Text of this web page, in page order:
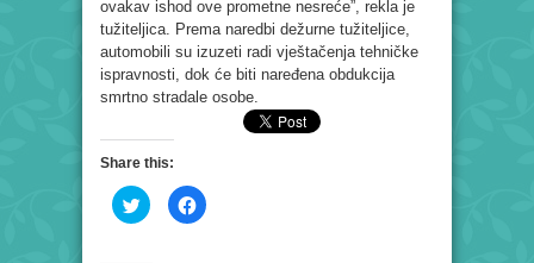
ovakav ishod ove prometne nesreće”, rekla je
tužiteljica. Prema naredbi dežurne tužiteljice,
automobili su izuzeti radi vještačenja tehničke
ispravnosti, dok će biti naređena obdukcija
smrtno stradale osobe.
Share this:
Click
to
share
Click
to